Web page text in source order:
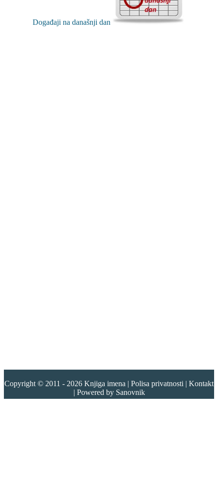
Događaji na današnji dan
Copyright © 2011 - 2026 Knjiga imena | Polisa privatnosti | Kontakt
| Powered by Sanovnik